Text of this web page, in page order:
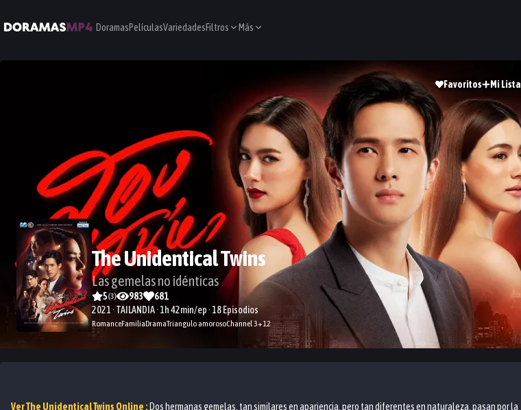
DoramasPelículasVariedadesFiltros Más
Favoritos Mi Lista
The Unidentical Twins
Las gemelas no idénticas
5(3) 983
681
2021 · TAILANDIA · 1h 42min/ep · 18 Episodios
RomanceFamiliaDramaTriangulo amorosoChannel 3+12
VerThe Unidentical Twins Online : Dos hermanas gemelas, tan similares en apariencia, pero tan diferentes en naturaleza, pasan por la